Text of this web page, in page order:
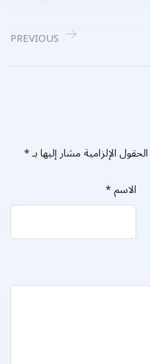
PREVIOUS
الحقول الإلزامية مشار إليها بـ*
الاسم*